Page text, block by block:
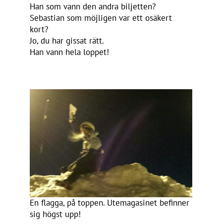
Han som vann den andra biljetten?
Sebastian som möjligen var ett osäkert
kort?
Jo, du har gissat rätt.
Han vann hela loppet!
En flagga, på toppen. Utemagasinet befinner
sig högst upp!